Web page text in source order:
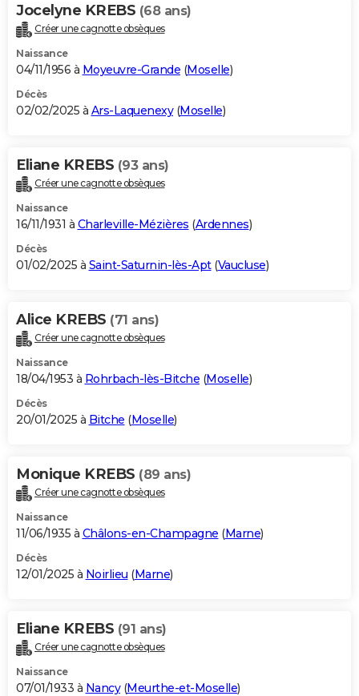
Jocelyne KREBS (68 ans)
Créer une cagnotte obsèques
Naissance
04/11/1956 à Moyeuvre-Grande (Moselle)
Décès
02/02/2025 à Ars-Laquenexy(Moselle)
Eliane KREBS (93 ans)
Créer une cagnotte obsèques
Naissance
16/11/1931 à Charleville-Mézières (Ardennes)
Décès
01/02/2025 à Saint-Saturnin-lès-Apt(Vaucluse)
Alice KREBS (71 ans)
Créer une cagnotte obsèques
Naissance
18/04/1953 à Rohrbach-lès-Bitche (Moselle)
Décès
20/01/2025 à Bitche (Moselle)
Monique KREBS (89 ans)
Créer une cagnotte obsèques
Naissance
11/06/1935 à Châlons-en-Champagne (Marne)
Décès
12/01/2025 à Noirlieu (Marne)
Eliane KREBS (91 ans)
Créer une cagnotte obsèques
Naissance
07/01/1933 à Nancy(Meurthe-et-Moselle)